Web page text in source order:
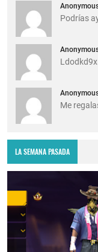
Podrías
Me
LA SEMANA PASADA